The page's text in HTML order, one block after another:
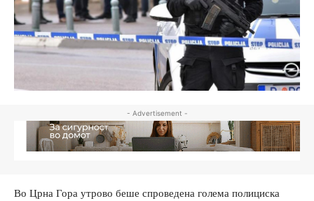
- Advertisement -
Во Црна Гора утрово беше спроведена голема полициска